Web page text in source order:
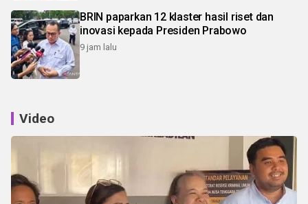
BRIN paparkan 12 klaster hasil riset dan
inovasi kepada Presiden Prabowo
9 jam lalu
Video